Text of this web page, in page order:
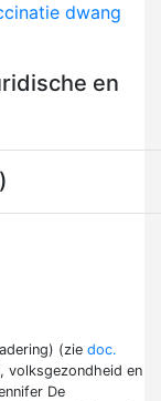
dwang
en
(zie doc.
volksgezondheid en
De